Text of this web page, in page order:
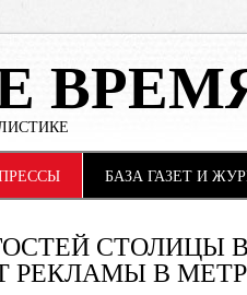
БАЗА ГАЗЕТ И
СТОЛИЦЫ
РЕКЛАМЫ В